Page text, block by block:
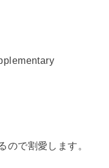
ので割愛します。